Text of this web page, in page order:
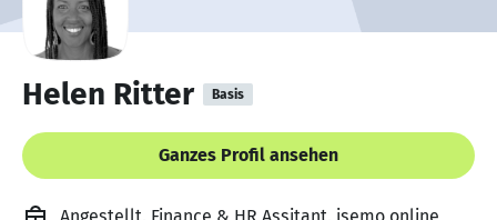
Helen Ritter Basis
Ganzes Profil ansehen
Angestellt, Finance & HR Assitant, isemo online